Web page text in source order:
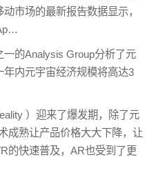
市场的最新报告数据显示，
的Analysis Group分析了元
内元宇宙经济规模将高达3
）迎来了爆发期，除了元
成熟让产品价格大大下降，让
的快速普及，AR也受到了更